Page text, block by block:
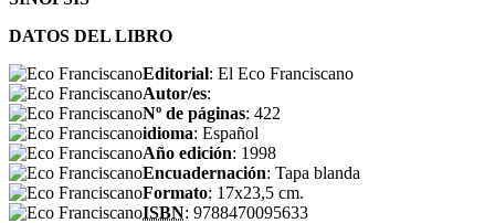
DATOS DEL LIBRO
Editorial: El Eco Franciscano
Autor/es:
Nº de páginas: 422
idioma: Español
Año edición: 1998
Encuadernación: Tapa blanda
Formato: 17x23,5 cm.
ISBN: 9788470095633